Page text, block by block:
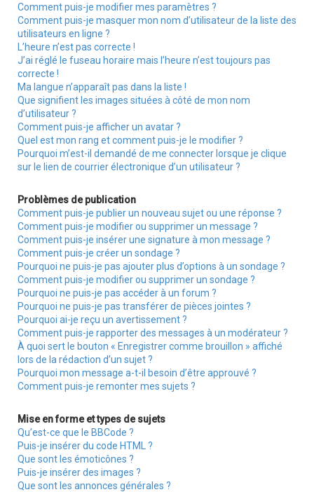
Comment puis-je modifier mes paramètres ?
Comment puis-je masquer mon nom d’utilisateur de la liste des
utilisateurs en ligne ?
L’heure n’est pas correcte !
J’ai réglé le fuseau horaire mais l’heure n’est toujours pas
correcte !
Ma langue n’apparaît pas dans la liste !
Que signifient les images situées à côté de mon nom
d’utilisateur ?
Comment puis-je afficher un avatar ?
Quel est mon rang et comment puis-je le modifier ?
Pourquoi m’est-il demandé de me connecter lorsque je clique
sur le lien de courrier électronique d’un utilisateur ?
Problèmes de publication
Comment puis-je publier un nouveau sujet ou une réponse ?
Comment puis-je modifier ou supprimer un message ?
Comment puis-je insérer une signature à mon message ?
Comment puis-je créer un sondage ?
Pourquoi ne puis-je pas ajouter plus d’options à un sondage ?
Comment puis-je modifier ou supprimer un sondage ?
Pourquoi ne puis-je pas accéder à un forum ?
Pourquoi ne puis-je pas transférer de pièces jointes ?
Pourquoi ai-je reçu un avertissement ?
Comment puis-je rapporter des messages à un modérateur ?
À quoi sert le bouton « Enregistrer comme brouillon » affiché
lors de la rédaction d’un sujet ?
Pourquoi mon message a-t-il besoin d’être approuvé ?
Comment puis-je remonter mes sujets ?
Mise en forme et types de sujets
Qu’est-ce que le BBCode ?
Puis-je insérer du code HTML ?
Que sont les émoticônes ?
Puis-je insérer des images ?
Que sont les annonces générales ?